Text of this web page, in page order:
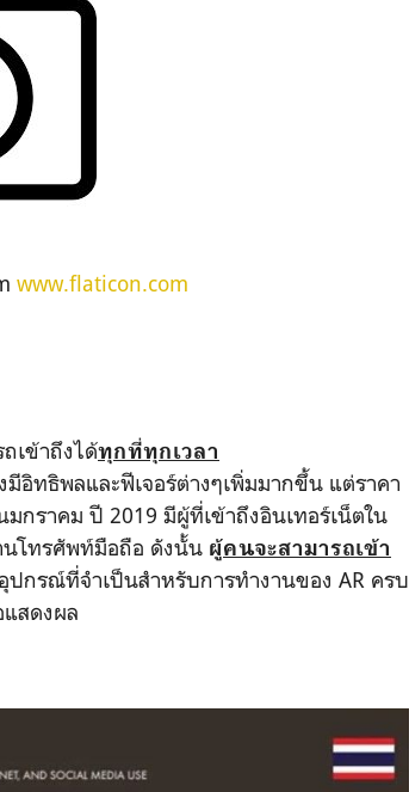
www.flaticon.com
เข้าถึงได้ทุกที่ทุกเวลา
อิทธิพลและฟีเจอร์ต่างๆเพิ่มมากขึ้น แต่ราคา
กราคม ปี 2019 มีผู้ที่เข้าถึงอินเทอร์เน็ตใน
นโทรศัพท์มือถือ ดังนั้น ผู้คนจะสามารถเข้า
กรณ์ที่จำเป็นสำหรับการทำงานของ AR ครบ
แสดงผล